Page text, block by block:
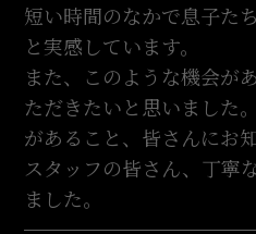
短い時間のなかで息子た
と実感しています。
また、このような機会が
ただきたいと思いました
があること、皆さんにお
スタッフの皆さん、丁寧
ました。